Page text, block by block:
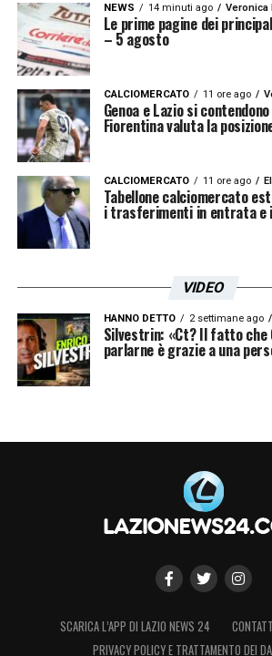
NEWS 14 minuti ago Veronica
Le prime pagine dei
– 5 agosto
CALCIOMERCATO 11 ore ago
Genoa e Lazio si
Fiorentina valuta la
CALCIOMERCATO 11 ore ago
Tabellone calciomercato
i trasferimenti in entrata e
VIDEO
HANNO DETTO 2 settimane ago
Silvestrin: «Ct? Il fatto che
parlarne è grazie a una
SCARICA L’APP DI LAZIO NEWS 24
PRIVACY POLICY E TRATTAMENTO DEI